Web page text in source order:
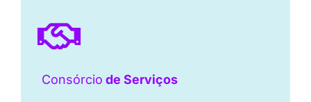
Consórcio de Serviços